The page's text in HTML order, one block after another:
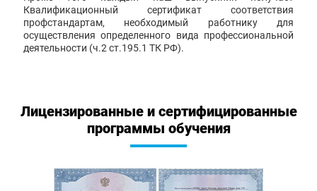
Квалификационный сертификат соответствия
профстандартам, необходимый работнику для
осуществления определенного вида профессиональной
деятельности (ч.2 ст.195.1 ТК РФ).
Лицензированные и сертифицированные
программы обучения